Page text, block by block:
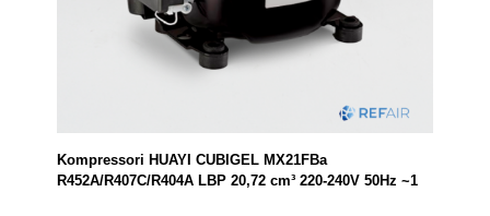
Kompressori HUAYI CUBIGEL MX21FBa
R452A/R407C/R404A LBP 20,72 cm³ 220-240V 50Hz ~1